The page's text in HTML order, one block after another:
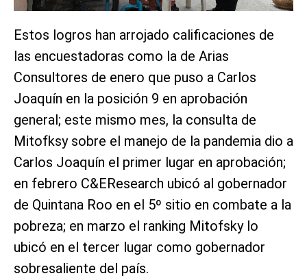
Estos logros han arrojado calificaciones de
las encuestadoras como la de Arias
Consultores de enero que puso a Carlos
Joaquín en la posición 9 en aprobación
general; este mismo mes, la consulta de
Mitofksy sobre el manejo de la pandemia dio a
Carlos Joaquín el primer lugar en aprobación;
en febrero C&EResearch ubicó al gobernador
de Quintana Roo en el 5º sitio en combate a la
pobreza; en marzo el ranking Mitofsky lo
ubicó en el tercer lugar como gobernador
sobresaliente del país.